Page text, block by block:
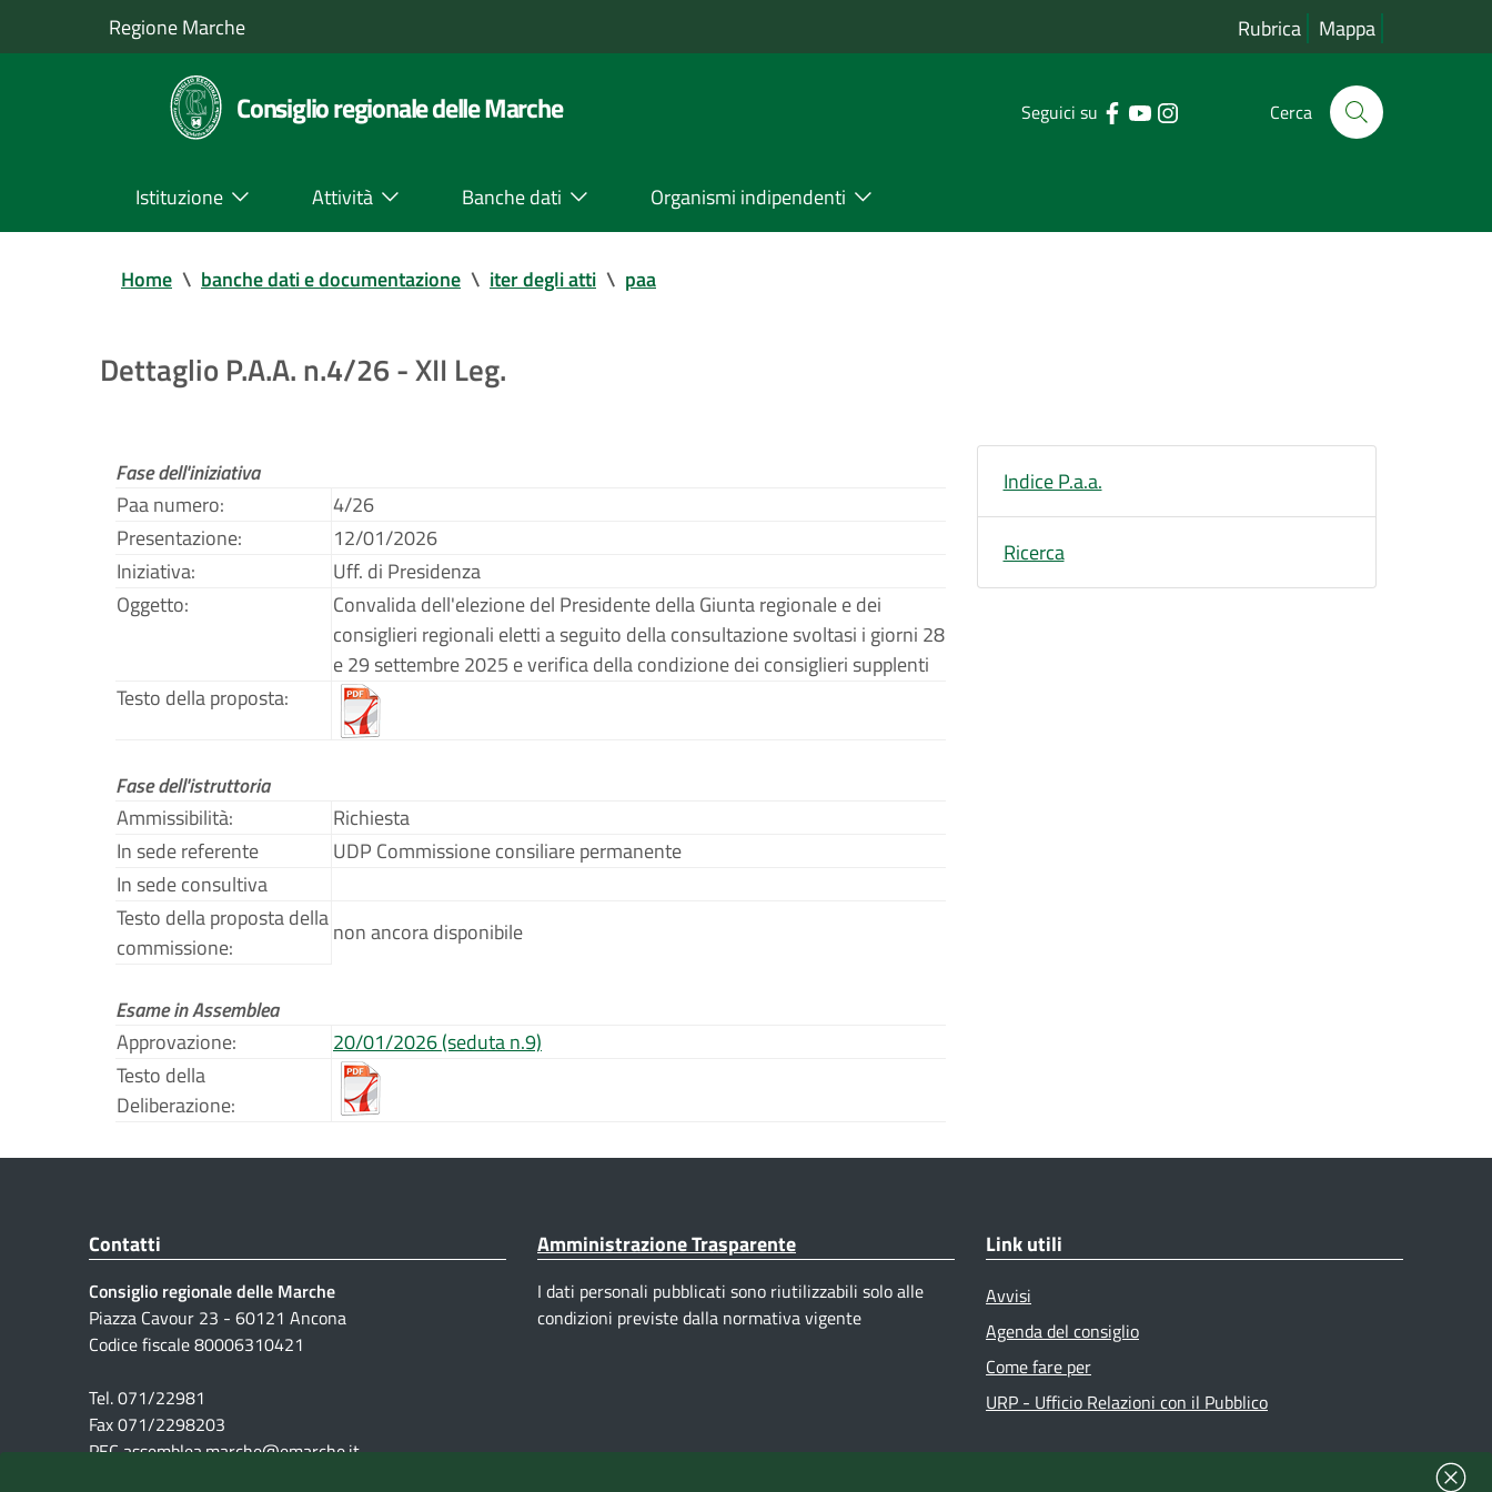
Regione Marche Rubrica Mappa
Consiglio regionale delle Marche Seguici su Cerca
Istituzione Attività Banche dati Organismi indipendenti
Home \ banche dati e documentazione \ iter degli atti \ paa
Dettaglio P.A.A. n.4/26 - XII Leg.
Fase dell'iniziativa
Paa numero:
4/26
Presentazione:
12/01/2026
Iniziativa:
Uff. di Presidenza
Oggetto:
Convalida dell'elezione del Presidente della Giunta regionale e dei
consiglieri regionali eletti a seguito della consultazione svoltasi i giorni 28
e 29 settembre 2025 e verifica della condizione dei consiglieri supplenti
Testo della proposta:
Fase dell'istruttoria
Ammissibilità:
Richiesta
In sede referente
UDP Commissione consiliare permanente
In sede consultiva
Testo della proposta della
commissione:
non ancora disponibile
Esame in Assemblea
Approvazione:
20/01/2026 (seduta n.9)
Testo della
Deliberazione:
Indice P.a.a.
Ricerca
Contatti
Consiglio regionale delle Marche
Piazza Cavour 23 - 60121 Ancona
Codice fiscale 80006310421
Tel. 071/22981
Fax 071/2298203
PEC assemblea.marche@emarche.it
Amministrazione Trasparente
I dati personali pubblicati sono riutilizzabili solo alle
condizioni previste dalla normativa vigente
Link utili
Avvisi
Agenda del consiglio
Come fare per
URP - Ufficio Relazioni con il Pubblico